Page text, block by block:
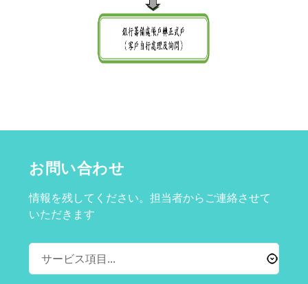
お問い合わせ
情報を残してください。担当者からご連絡させて
いただきます